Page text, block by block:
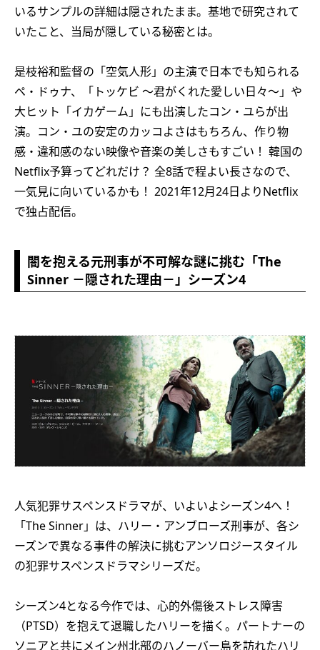
いるサンプルの詳細は隠されたまま。基地で研究されて
いたこと、当局が隠している秘密とは。
是枝裕和監督の「空気人形」の主演で日本でも知られる
ペ・ドゥナ、「トッケビ ～君がくれた愛しい日々～」や
大ヒット「イカゲーム」にも出演したコン・ユらが出
演。コン・ユの安定のカッコよさはもちろん、作り物
感・違和感のない映像や音楽の美しさもすごい！ 韓国の
Netflix予算ってどれだけ？ 全8話で程よい長さなので、
一気見に向いているかも！ 2021年12月24日よりNetflix
で独占配信。
闇を抱える元刑事が不可解な謎に挑む「The
Sinner －隠された理由－」シーズン4
人気犯罪サスペンスドラマが、いよいよシーズン4へ！
「The Sinner」は、ハリー・アンブローズ刑事が、各シ
ーズンで異なる事件の解決に挑むアンソロジースタイル
の犯罪サスペンスドラマシリーズだ。
シーズン4となる今作では、心的外傷後ストレス障害
（PTSD）を抱えて退職したハリーを描く。パートナーの
ソニアと共にメイン州北部のハノーバー島を訪れたハリ